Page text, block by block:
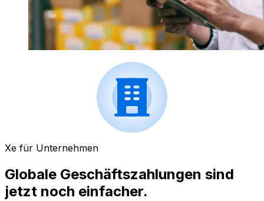
Xe für Unternehmen
Globale Geschäftszahlungen sind
jetzt noch einfacher.